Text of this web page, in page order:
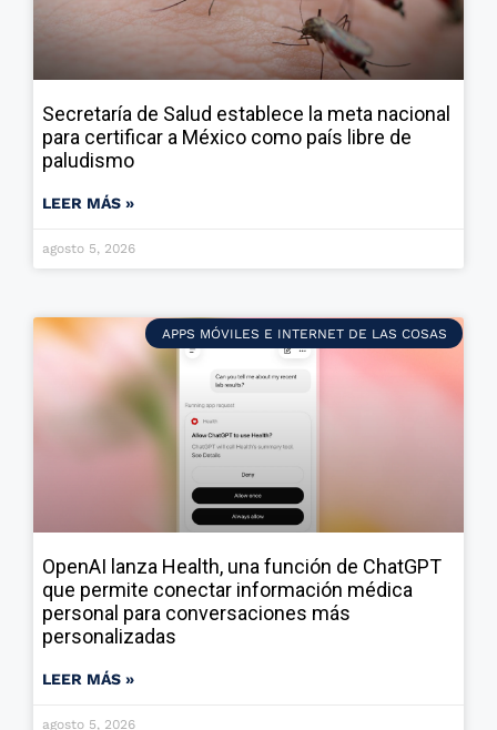
Secretaría de Salud establece la meta nacional
para certificar a México como país libre de
paludismo
LEER MÁS »
agosto 5, 2026
APPS MÓVILES E INTERNET DE LAS COSAS
OpenAI lanza Health, una función de ChatGPT
que permite conectar información médica
personal para conversaciones más
personalizadas
LEER MÁS »
agosto 5, 2026